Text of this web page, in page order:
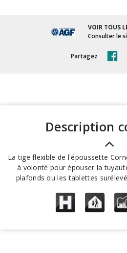
VOIR TOUS
Consulter le
Partagez
description
La tige flexible de l'époussette Corner Boy peut être modifiée
à volonté pour épouser la
plafonds ou les tablettes